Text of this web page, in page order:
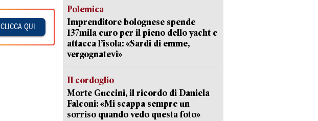
CLICCA QUI
Polemica
Imprenditore bolognese spende
137mila euro per il pieno dello yacht e
attacca l’isola: «Sardi di emme,
vergognatevi»
Il cordoglio
Morte Guccini, il ricordo di Daniela
Falconi: «Mi scappa sempre un
sorriso quando vedo questa foto»